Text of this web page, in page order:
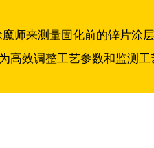
魔师来测量固化前的锌片涂
高效调整工艺参数和监测工